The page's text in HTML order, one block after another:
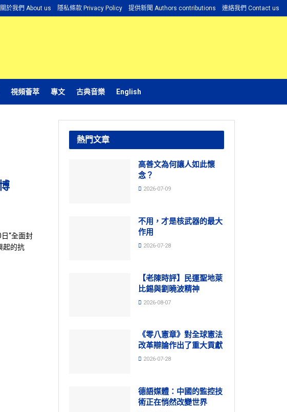
關於我們 About us 隱私條款 Privacy Policy 提供新聞 Authors contributions 連絡我們 Contact us
視頻薈萃 專文 古典音樂 English
“全面封
起的抗
熱門文章
高善文為何讓人如此懷
念？
2026-07-09
不用，才是核武器的最大
作用
2026-07-28
【老陳時評】民運聖地萊
比錫與劉曉波精神
2026-08-07
《零八憲章》對全球憲法
改革辯論作出了重大貢獻
2026-07-28
德語媒體：中國的監控技
術正在悄然改變世界